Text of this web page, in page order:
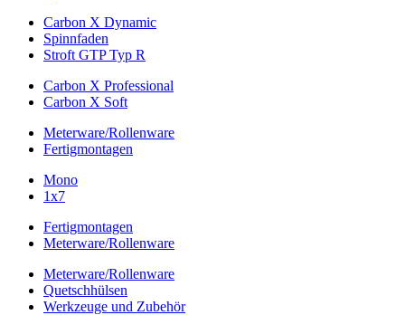
Carbon X Dynamic
Spinnfaden
Stroft GTP Typ R
Carbon X Professional
Carbon X Soft
Meterware/Rollenware
Fertigmontagen
Mono
1x7
Fertigmontagen
Meterware/Rollenware
Meterware/Rollenware
Quetschhülsen
Werkzeuge und Zubehör